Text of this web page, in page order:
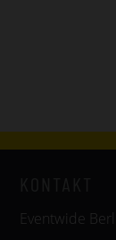
Eventwide